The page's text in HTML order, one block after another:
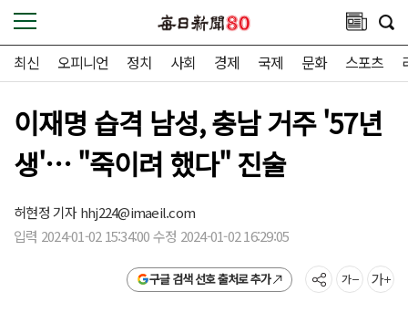
최신 오피니언 정치 사회 경제 국제 문화 스포츠
이재명 습격 남성, 충남 거주 '57년
생'… "죽이려 했다" 진술
허현정 기자hhj224@imaeil.com
입력 2024-01-02 15:34:00 수정 2024-01-02 16:29:05
구글 검색 선호 출처로 추가